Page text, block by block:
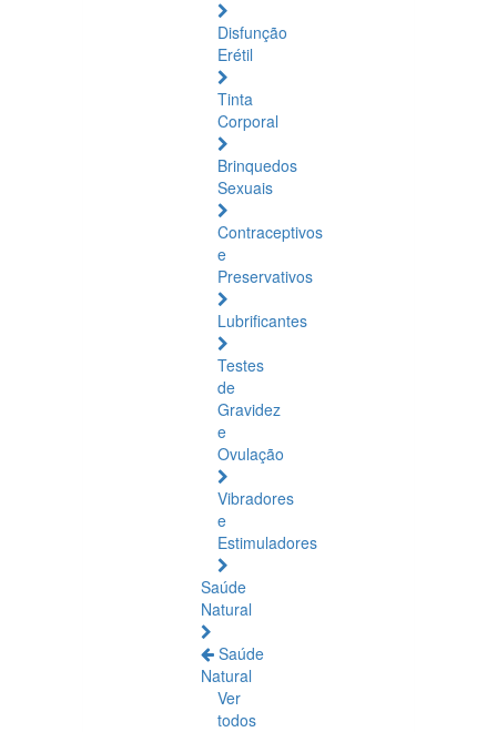
Disfunção
Erétil
Tinta
Corporal
Brinquedos
Sexuais
Contraceptivos
e
Preservativos
Lubrificantes
Testes
de
Gravidez
e
Ovulação
Vibradores
e
Estimuladores
Saúde
Natural
Saúde
Natural
Ver
todos